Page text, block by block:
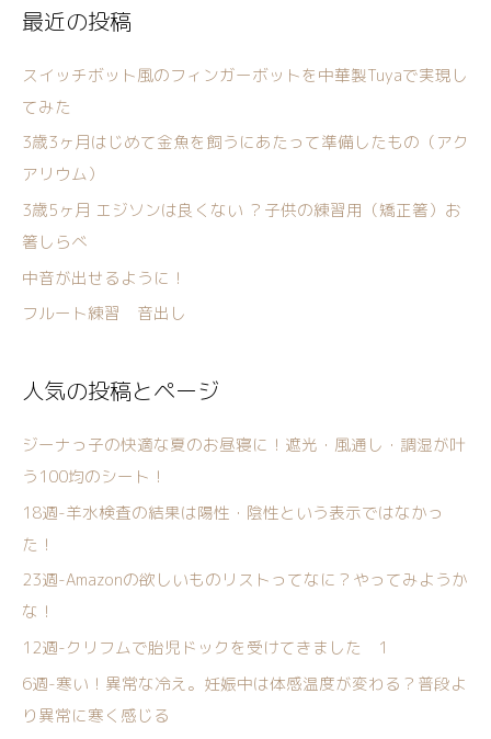
最近の投稿
スイッチボット風のフィンガーボットを中華製Tuyaで実現し
てみた
3歳3ヶ月はじめて金魚を飼うにあたって準備したもの（アク
アリウム）
3歳5ヶ月 エジソンは良くない ？子供の練習用（矯正箸）お
箸しらべ
中音が出せるように！
フルート練習 音出し
人気の投稿とページ
ジーナっ子の快適な夏のお昼寝に！遮光・風通し・調湿が叶
う100均のシート！
18週-羊水検査の結果は陽性・陰性という表示ではなかっ
た！
23週-Amazonの欲しいものリストってなに？やってみようか
な！
12週-クリフムで胎児ドックを受けてきました 1
6週-寒い！異常な冷え。妊娠中は体感温度が変わる？普段よ
り異常に寒く感じる